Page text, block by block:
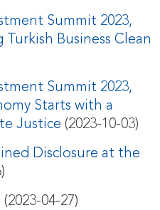
Summit 2023,
Business Clean
Summit 2023,
Starts with a
Justice (2023-10-03)
Disclosure at the
(2023-04-27)